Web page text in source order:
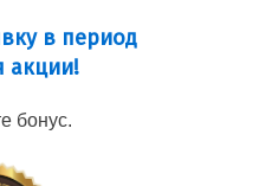
в период
акции!
бонус.